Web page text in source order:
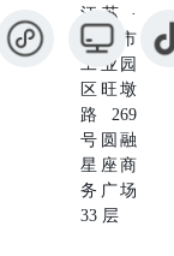
持续助推中国低轨卫
航空 【15日起国产
日起，国产大飞机
营。这是国产干线
来更优质的航空出行
展。 该航线航班号为
个 座位，航班每日一
。 作为我国首款按国
心优势打造全新飞行
江苏 ·
苏州市
工业园
区旺墩
路269
号圆融
星座商
务广场
33 层